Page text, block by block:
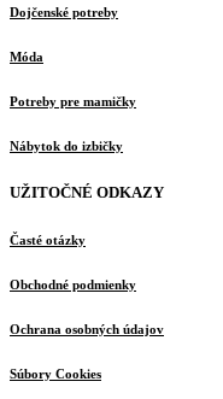
Dojčenské potreby
Móda
Potreby pre mamičky
Nábytok do izbičky
UŽITOČNÉ ODKAZY
Časté otázky
Obchodné podmienky
Ochrana osobných údajov
Súbory Cookies